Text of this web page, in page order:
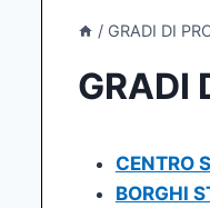
/ GRADI DI
GRADI
CENTRO
BORGHI